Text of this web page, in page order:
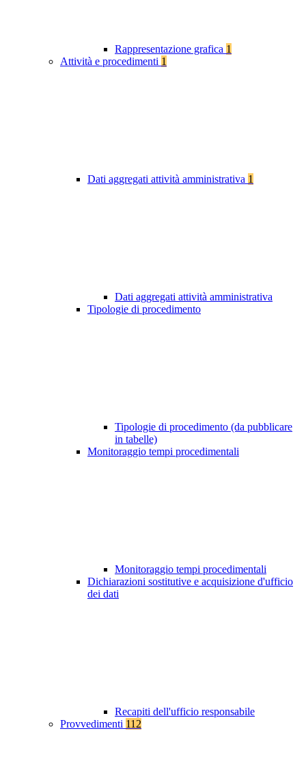
Rappresentazione grafica 1
Attività e procedimenti 1
Dati aggregati attività amministrativa 1
Dati aggregati attività amministrativa
Tipologie di procedimento
Tipologie di procedimento (da pubblicare
in tabelle)
Monitoraggio tempi procedimentali
Monitoraggio tempi procedimentali
Dichiarazioni sostitutive e acquisizione d'ufficio
dei dati
Recapiti dell'ufficio responsabile
Provvedimenti 112